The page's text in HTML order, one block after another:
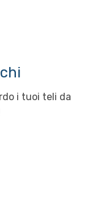
i tuoi teli da